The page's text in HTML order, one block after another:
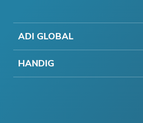
ADI GLOBAL
HANDIG